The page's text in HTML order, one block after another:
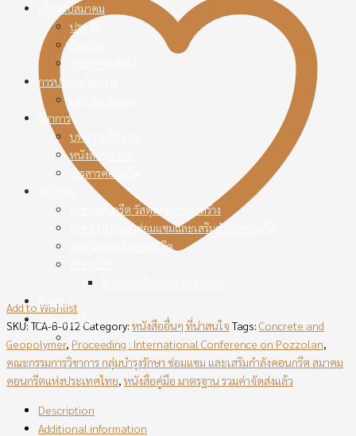
เกี่ยวกับสมาคม
ประวัติ
การประชุมวิชาการ
วิชาการ
บทความวิชาการ
หนังสือวิชาการ
วารสารคอนกรีต
สาขาคอนกรีต วัสดุและการก่อสร้าง
สาขาบำรุงรักษาซ่อมแซมและเสริมกำลังคอนกรีต
สาขาโครงสร้างคอนกรีต
ติดต่อ
สมัครสมาชิก
Login
Add to Wishlist
SKU:TCA-B-012 Category: หนังสืออื่นๆ ที่น่าสนใจ Tags: Concrete and
Geopolymer, Proceeding : International Conference on Pozzolan
คณะกรรมการวิชาการ กลุ่มบำรุงรักษา ซ่อมแซม และเสริมกำลังคอนกรีต สมาคม
คอนกรีตแห่งประเทศไทย หนังสือคู่มือ มาตรฐาน รวมค่าจัดส่งแล้ว
Description
Additional information